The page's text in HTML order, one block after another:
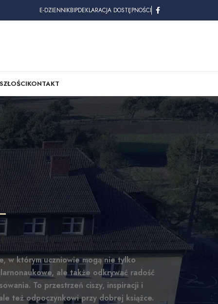
E-DZIENNIKBIPDEKLARACJA DOSTĘPNOŚCI
KONTAKT
w którym uczniowie mogą nie tylko
ale także odkrywać radość
To przestrzeń ciszy, inspiracji i
też odpoczynkowi przy dobrej książce.